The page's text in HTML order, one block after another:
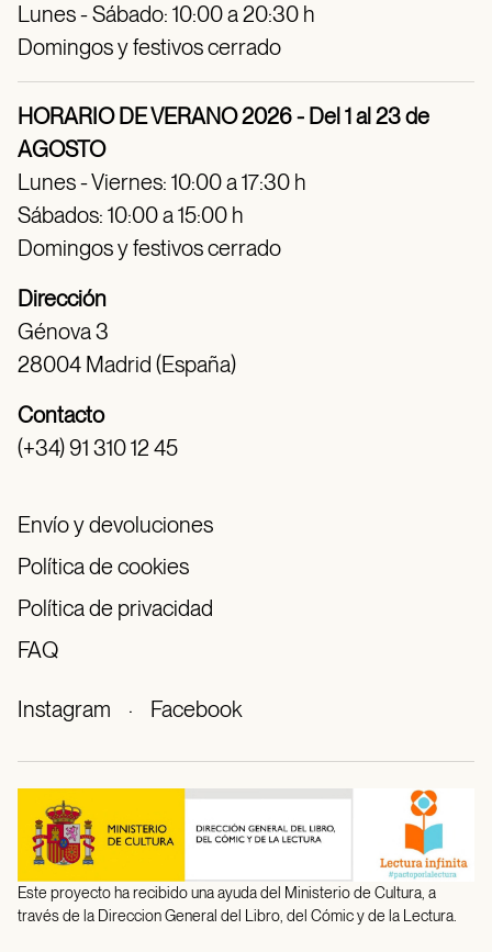
Lunes - Sábado: 10:00 a 20:30 h
Domingos y festivos cerrado
HORARIO DE VERANO 2026 - Del 1 al 23 de
AGOSTO
Lunes - Viernes: 10:00 a 17:30 h
Sábados: 10:00 a 15:00 h
Domingos y festivos cerrado
Dirección
Génova 3
28004 Madrid (España)
Contacto
(+34) 91 310 12 45
Envío y devoluciones
Política de cookies
Política de privacidad
FAQ
Instagram · Facebook
Este proyecto ha recibido una ayuda del Ministerio de Cultura, a
través de la Direccion General del Libro, del Cómic y de la Lectura.